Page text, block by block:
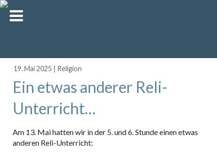
19. Mai 2025 | Religion
Ein etwas anderer Reli-
Unterricht…
Am 13. Mai hatten wir in der 5. und 6. Stunde einen etwas
anderen Reli-Unterricht: